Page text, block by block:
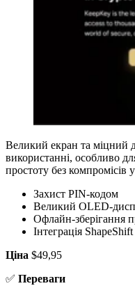
Великий екран та міцний
використанні, особливо
простоту без
Захист PIN-кодом
Великий OLED-
Офлайн-зберігання
Інтеграція
Ціна $49,95
✅ Переваги